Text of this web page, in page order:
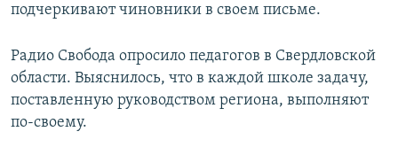
подчеркивают чиновники в своем письме.
Радио Свобода опросило педагогов в Свердловской
области. Выяснилось, что в каждой школе задачу,
поставленную руководством региона, выполняют
по-своему.